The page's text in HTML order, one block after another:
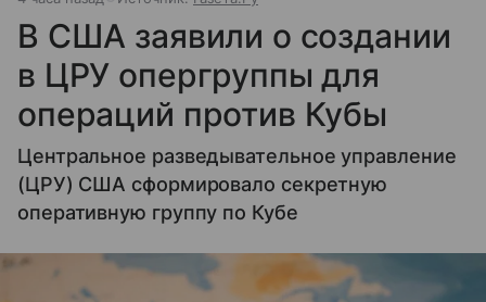
В США заявили о создании
в ЦРУ опергруппы для
операций против Кубы
Центральное разведывательное управление
(ЦРУ) США сформировало секретную
оперативную группу по Кубе